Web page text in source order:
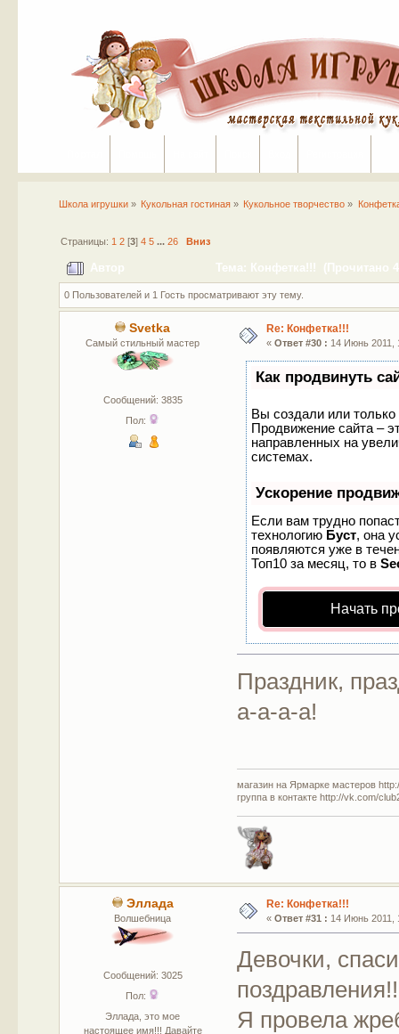
Школа игрушки» Кукольная гостиная » Кукольное творчество »
Страницы: 1 2[3] 4 5 ... 26 Вниз
Автор Тема: Конфетка!!! (Прочитано
0 Пользователей и 1 Гость просматривают эту тему.
Svetka
Самый стильный мастер
Сообщений: 3835
Пол:
Re: Конфетка!!!
« Ответ #30 : 14 Июнь 2011,
Как продвинуть
Вы создали или только
Продвижение сайта –
направленных на
системах.
Ускорение
Если вам трудно
технологию Буст, она
появляются уже в
Топ10 за месяц, то в
Начать
Праздник,
а-а-а-а!
магазин на Ярмарке мастеров
группа в контакте http://vk.com/
Эллада
Волшебница
Сообщений: 3025
Пол:
Эллада, это мое
настоящее имя!!! Давайте
Re: Конфетка!!!
« Ответ #31 : 14 Июнь 2011,
Девочки,
Я провела